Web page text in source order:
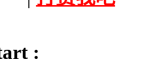
: